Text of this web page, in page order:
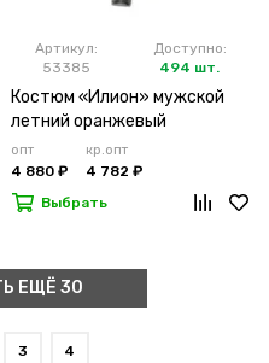
Артикул:
53385
Доступно:
494 шт.
Костюм «Илион» мужской
летний оранжевый
опт
4 880 ₽
кр.опт
4 782 ₽
Выбрать
ЕЩЁ 30
3 4